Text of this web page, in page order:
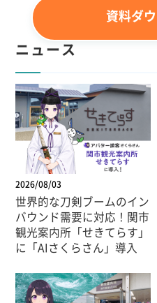
資料ダ
ニュース
2026/08/03
世界的な刀剣ブームのイン
バウンド需要に対応！関市
観光案内所「せきてらす」
に「AIさくらさん」導入